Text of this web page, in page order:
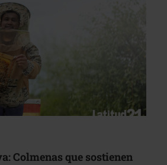
Colmenas que sostienen